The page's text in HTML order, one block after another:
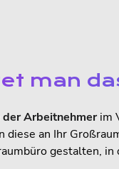
man
Arbeitnehmerim
an Ihr
gestalten,